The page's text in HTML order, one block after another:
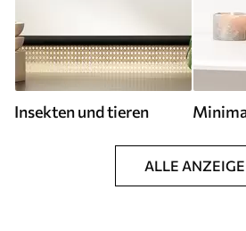
Insekten und tieren
ALLE